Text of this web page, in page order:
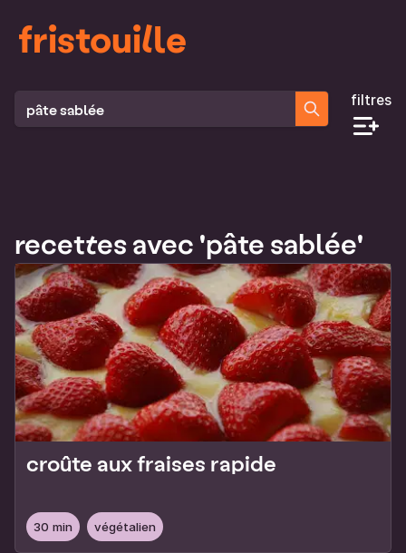
fristouille
Rechercher des recettes filtres
recettes avec 'pâte sablée'
Liste des recettes qui correspondent à ta recherche
croûte aux fraises rapide
30 min végétalien